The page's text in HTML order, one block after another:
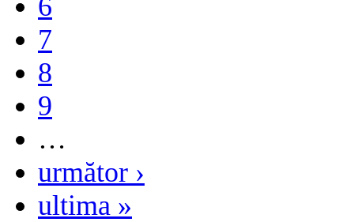
7
8
9
…
următor ›
ultima »